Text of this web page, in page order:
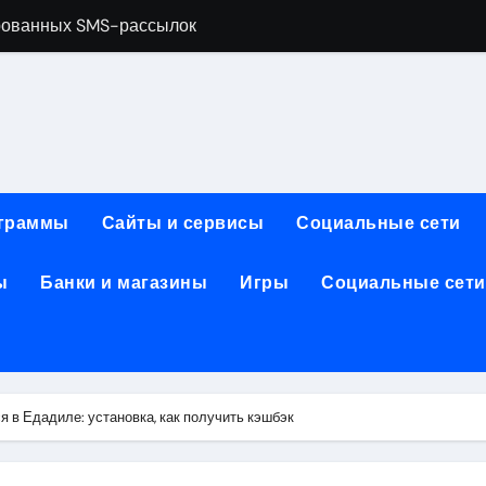
SMS-рассылок
анимации и восстановления фото и видео
почтой: функции, архитектура и безопасность
для современных профессий
преимущества, популярные решения и критерии
и пополнение в USDT: возможности, правовой статус и
данных и сетевого оборудования под рабочие
Сайты и сервисы Социальные сети
Банки и магазины Игры Социальные сети
в Едадиле: установка, как получить кэшбэк